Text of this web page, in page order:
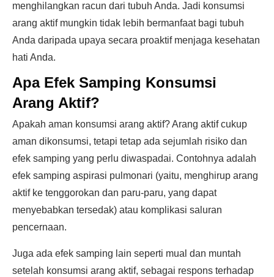
menghilangkan racun dari tubuh Anda. Jadi konsumsi
arang aktif mungkin tidak lebih bermanfaat bagi tubuh
Anda daripada upaya secara proaktif menjaga kesehatan
hati Anda.
Apa Efek Samping Konsumsi
Arang Aktif?
Apakah aman konsumsi arang aktif? Arang aktif cukup
aman dikonsumsi, tetapi tetap ada sejumlah risiko dan
efek samping yang perlu diwaspadai. Contohnya adalah
efek samping aspirasi pulmonari (yaitu, menghirup arang
aktif ke tenggorokan dan paru-paru, yang dapat
menyebabkan tersedak) atau komplikasi saluran
pencernaan.
Juga ada efek samping lain seperti mual dan muntah
setelah konsumsi arang aktif, sebagai respons terhadap